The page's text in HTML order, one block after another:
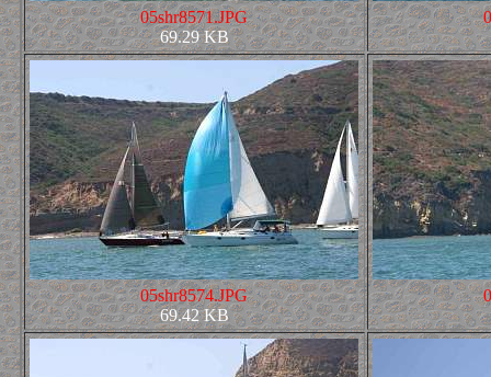
05shr8571.JPG
69.29 KB
05shr8574.JPG
69.42 KB